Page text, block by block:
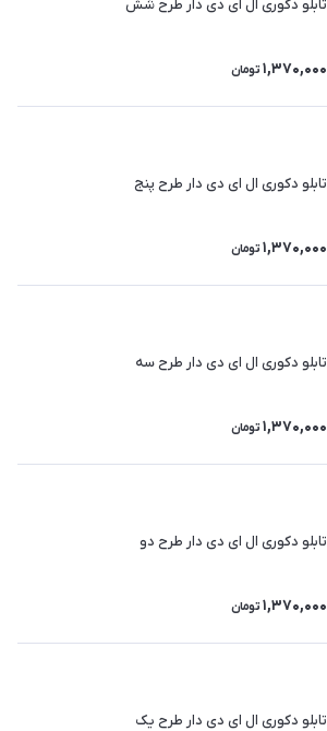
تابلو دکوری ال ای دی دار طرح شش
1,370,000 تومان
تابلو دکوری ال ای دی دار طرح پنج
1,370,000 تومان
تابلو دکوری ال ای دی دار طرح سه
1,370,000 تومان
تابلو دکوری ال ای دی دار طرح دو
1,370,000 تومان
تابلو دکوری ال ای دی دار طرح یک